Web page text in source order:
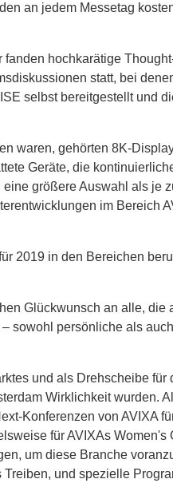
an jedem Messetag
hochkarätige
statt, bei
selbst bereitgestellt und
waren, gehörten 8K-
Geräte, die
größere Auswahl als je
im Bereich
2019 in den Bereichen
Glückwunsch an alle, die
sowohl persönliche als
und als Drehscheibe für
Wirklichkeit wurden.
Konferenzen von AVIXA
für AVIXAs Women's
um diese Branche
und spezielle